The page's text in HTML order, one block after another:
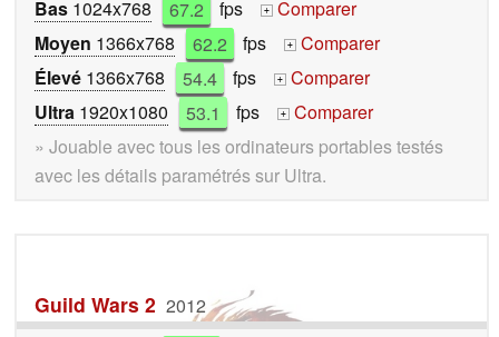
Bas 1024x768 67.2 fps +
Comparer
Moyen 1366x768 62.2 fps +
Comparer
Élevé 1366x768 54.4 fps +
Comparer
Ultra 1920x1080 53.1 fps +
Comparer
» Jouable avec tous les ordinateurs portables testés
avec les détails paramétrés sur Ultra.
Guild Wars 2 2012